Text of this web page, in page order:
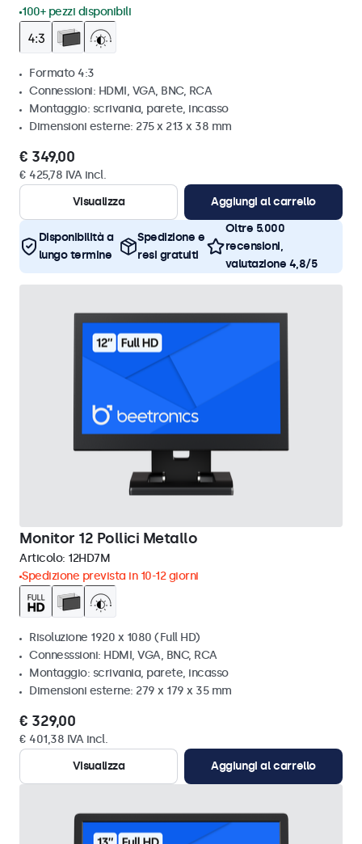
100+ pezzi disponibili
Formato 4:3
Connessioni: HDMI, VGA, BNC, RCA
Montaggio: scrivania, parete, incasso
Dimensioni esterne: 275 x 213 x 38 mm
€ 349,00
€ 425,78 IVA incl.
Visualizza
Aggiungi al carrello
Disponibilità a
lungo termine
Spedizione e
resi gratuiti
Oltre 5.000
recensioni,
valutazione 4,8/5
Monitor 12 Pollici Metallo
Articolo: 12HD7M
Spedizione prevista in 10-12 giorni
Risoluzione 1920 x 1080 (Full HD)
Connesssioni: HDMI, VGA, BNC, RCA
Montaggio: scrivania, parete, incasso
Dimensioni esterne: 279 x 179 x 35 mm
€ 329,00
€ 401,38 IVA incl.
Visualizza
Aggiungi al carrello